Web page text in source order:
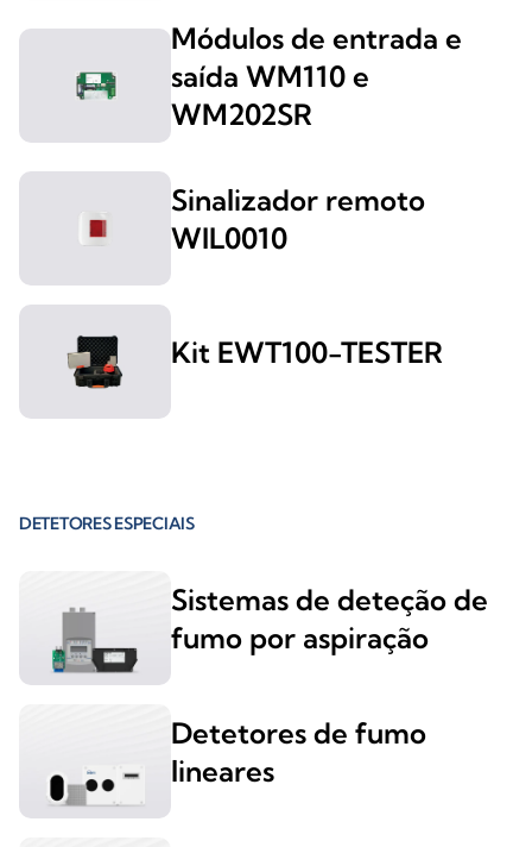
Módulos de entrada e
saída WM110 e
WM202SR
Sinalizador remoto
WIL0010
Kit EWT100-TESTER
DETETORES ESPECIAIS
Sistemas de deteção de
fumo por aspiração
Detetores de fumo
lineares